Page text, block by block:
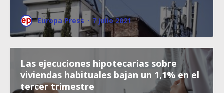
Europa Press · 7 julio 2021
Las ejecuciones hipotecarias sobre
viviendas habituales bajan un 1,1% en el
tercer trimestre